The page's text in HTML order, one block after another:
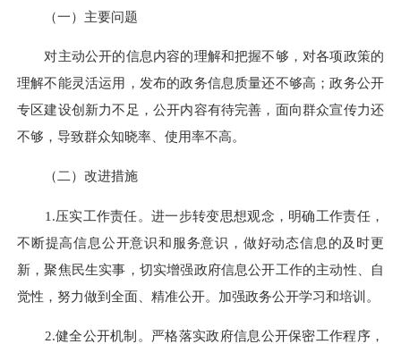
（一）主要问题
对主动公开的信息内容的理解和把握不够，对各项政策的
理解不能灵活运用，发布的政务信息质量还不够高；政务公开
专区建设创新力不足，公开内容有待完善，面向群众宣传力还
不够，导致群众知晓率、使用率不高。
（二）改进措施
1.压实工作责任。进一步转变思想观念，明确工作责任，
不断提高信息公开意识和服务意识，做好动态信息的及时更
新，聚焦民生实事，切实增强政府信息公开工作的主动性、自
觉性，努力做到全面、精准公开。加强政务公开学习和培训。
2.健全公开机制。严格落实政府信息公开保密工作程序，